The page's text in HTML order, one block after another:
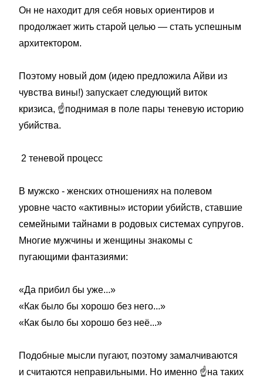
Он не находит для себя новых ориентиров и
продолжает жить старой целью — стать успешным
архитектором.
Поэтому новый дом (идею предложила Айви из
чувства вины!) запускает следующий виток
кризиса, ☝️поднимая в поле пары теневую историю
убийства.
2 теневой процесс
В мужско - женских отношениях на полевом
уровне часто «активны» истории убийств, ставшие
семейными тайнами в родовых системах супругов.
Многие мужчины и женщины знакомы с
пугающими фантазиями:
«Да прибил бы уже...»
«Как было бы хорошо без него...»
«Как было бы хорошо без неё...»
Подобные мысли пугают, поэтому замалчиваются
и считаются неправильными. Но именно ☝️на таких